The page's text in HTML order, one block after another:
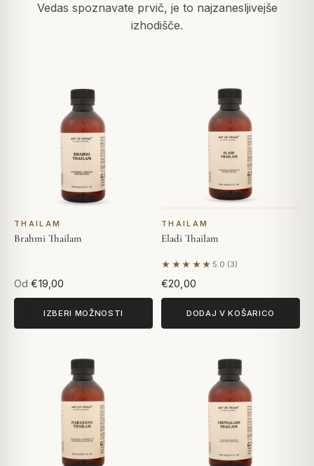
Vedas spoznavate prvič, je to najzanesljivejše
izhodišče.
THAILAM
Brahmi Thailam
Od €19,00
IZBERI MOŽNOSTI
THAILAM
Eladi Thailam
★★★★★ 5.0 (3)
Na podlagi 3 mnenj
€20,00
DODAJ V KOŠARICO